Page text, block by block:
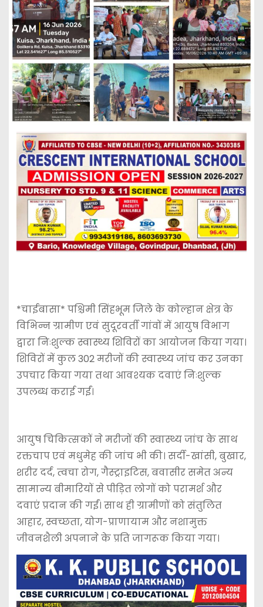
*चाईबासा* पश्चिमी सिंहभूम जिले के कोल्हान क्षेत्र के
विभिन्न ग्रामीण एवं सुदूरवर्ती गांवों में आयुष विभाग
द्वारा निःशुल्क स्वास्थ्य शिविरों का आयोजन किया गया।
शिविरों में कुल 302 मरीजों की स्वास्थ्य जांच कर उनका
उपचार किया गया तथा आवश्यक दवाएं निःशुल्क
उपलब्ध कराई गईं।
आयुष चिकित्सकों ने मरीजों की स्वास्थ्य जांच के साथ
रक्तचाप एवं मधुमेह की जांच भी की। सर्दी-खांसी, बुखार,
शरीर दर्द, त्वचा रोग, गैस्ट्राइटिस, बवासीर समेत अन्य
सामान्य बीमारियों से पीड़ित लोगों को परामर्श और
दवाएं प्रदान की गईं। साथ ही ग्रामीणों को संतुलित
आहार, स्वच्छता, योग-प्राणायाम और नशामुक्त
जीवनशैली अपनाने के प्रति जागरूक किया गया।